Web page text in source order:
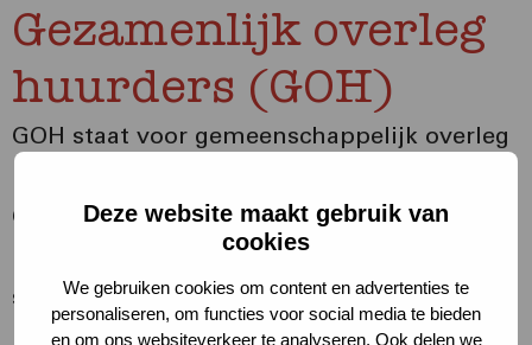
Deze website maakt gebruik van
cookies
We gebruiken cookies om content en advertenties te
personaliseren, om functies voor social media te bieden
en om ons websiteverkeer te analyseren. Ook delen we
Gezamenlijk overleg
huurders (GOH)
GOH staat voor gemeenschappelijk overleg
GOH zijn diverse huurdersorganisaties in
Rotterdam en omstreken aangesloten. In
specifieke gevallen wordt een afvaardiging
benoemd om in het belang van de